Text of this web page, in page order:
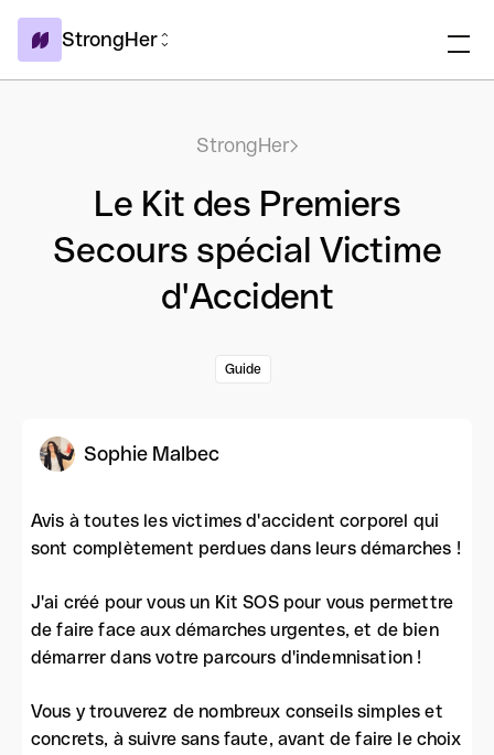
StrongHer
StrongHer
Le Kit des Premiers
Secours spécial Victime
d'Accident
Guide
Sophie Malbec
Avis à toutes les victimes d'accident corporel qui
sont complètement perdues dans leurs démarches !
J'ai créé pour vous un Kit SOS pour vous permettre
de faire face aux démarches urgentes, et de bien
démarrer dans votre parcours d'indemnisation !
Vous y trouverez de nombreux conseils simples et
concrets, à suivre sans faute, avant de faire le choix